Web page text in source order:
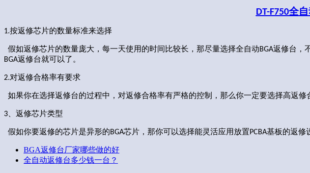
DT-F750全
1.按返修芯片的数量标准来选择
假如返修芯片的数量庞大，每一天使用的时间比较长 ， 那尽量选择全自动BGA返修台，
BGA返修台就可以了。
2.对返修合格率有要求
如果你在选择返修台的过程中，对返修合格率有严格的控制，那么你一定要选择高返修
3 、返修芯片类型
假如你要返修的芯片是异形的BGA芯片 ， 那你可以选择能灵活应用放置PCBA基板的返修
BGA返修台厂家哪些做的好
全自动返修台多少钱一台？